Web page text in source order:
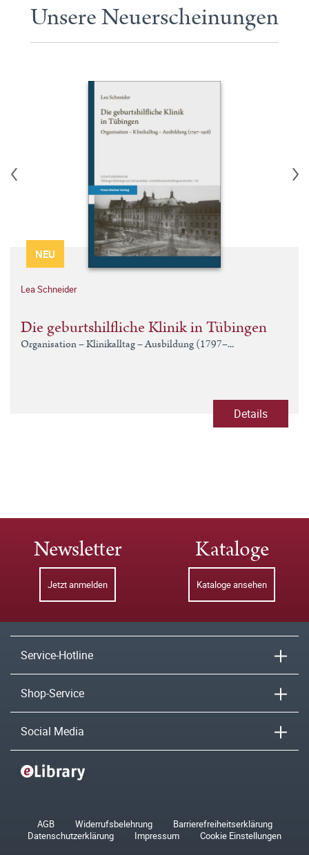
Unsere Neuerscheinungen
NEU
Lea Schneider
Die geburtshilfliche Klinik in Tübingen
Organisation – Klinikalltag – Ausbildung (1797–...
Details
Newsletter
Jetzt anmelden
Kataloge
Kataloge ansehen
Service-Hotline
Shop-Service
Social Media
AGB Widerrufsbelehrung
Barrierefreiheitserklärung
Datenschutzerklärung
Impressum Cookie Einstellungen